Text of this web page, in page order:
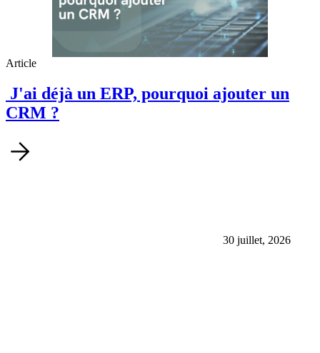
Article
J'ai déjà un ERP, pourquoi ajouter un
CRM ?
30 juillet, 2026